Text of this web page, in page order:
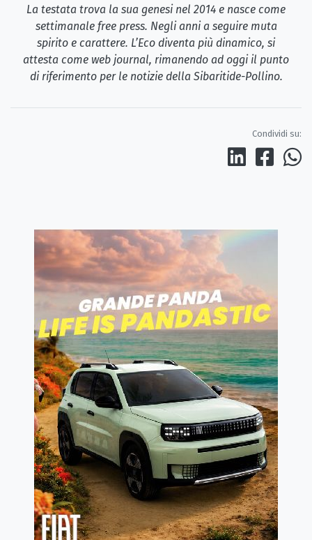
La testata trova la sua genesi nel 2014 e nasce come
settimanale free press. Negli anni a seguire muta
spirito e carattere. L’Eco diventa più dinamico, si
attesta come web journal, rimanendo ad oggi il punto
di riferimento per le notizie della Sibaritide-Pollino.
Condividi su: